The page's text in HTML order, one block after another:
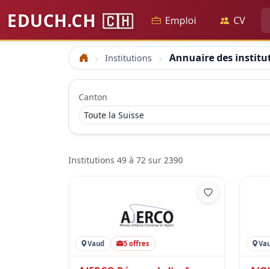
EDUCH.CH 🇨🇭 Emploi CV
Accueil Institutions Annuaire des
Canton
Institutions 49 à 72 sur 2390
Vaud 5 offres